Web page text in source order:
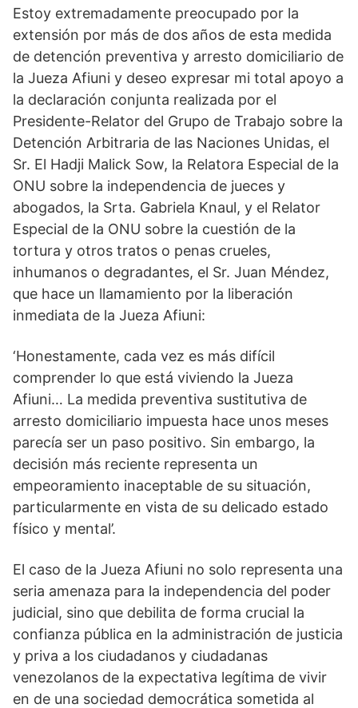
Estoy extremadamente preocupado por la
extensión por más de dos años de esta medida
de detención preventiva y arresto domiciliario de
la Jueza Afiuni y deseo expresar mi total apoyo a
la declaración conjunta realizada por el
Presidente-Relator del Grupo de Trabajo sobre la
Detención Arbitraria de las Naciones Unidas, el
Sr. El Hadji Malick Sow, la Relatora Especial de la
ONU sobre la independencia de jueces y
abogados, la Srta. Gabriela Knaul, y el Relator
Especial de la ONU sobre la cuestión de la
tortura y otros tratos o penas crueles,
inhumanos o degradantes, el Sr. Juan Méndez,
que hace un llamamiento por la liberación
inmediata de la Jueza Afiuni:
‘Honestamente, cada vez es más difícil
comprender lo que está viviendo la Jueza
Afiuni… La medida preventiva sustitutiva de
arresto domiciliario impuesta hace unos meses
parecía ser un paso positivo. Sin embargo, la
decisión más reciente representa un
empeoramiento inaceptable de su situación,
particularmente en vista de su delicado estado
físico y mental’.
El caso de la Jueza Afiuni no solo representa una
seria amenaza para la independencia del poder
judicial, sino que debilita de forma crucial la
confianza pública en la administración de justicia
y priva a los ciudadanos y ciudadanas
venezolanos de la expectativa legítima de vivir
en de una sociedad democrática sometida al